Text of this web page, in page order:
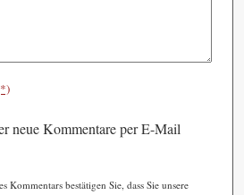
neue Kommentare per E-Mail
Kommentars bestätigen Sie, dass Sie unsere